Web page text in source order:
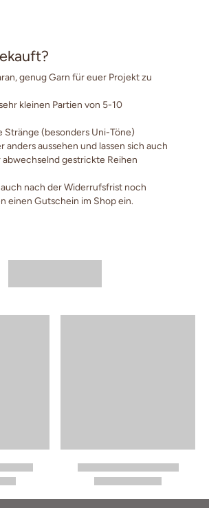
genug Garn für euer Projekt zu
kleinen Partien von 5-10
Stränge (besonders Uni-Töne)
anders aussehen und lassen sich auch
gestrickte Reihen
nach der Widerrufsfrist noch
einen Gutschein im Shop ein.